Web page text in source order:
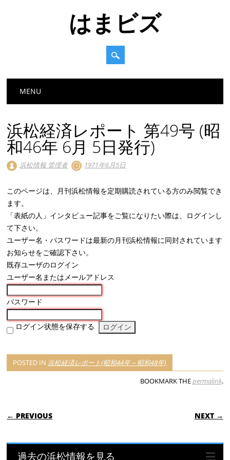
はまビズ
Main menu
MENU
浜松経済レポート 第49号 (昭
和46年 6月 5日発行)
浜松情報 管理者 1971年6月5日
このページは、月刊浜松情報を定期購読されている方のみ閲覧でき
ます。
「表紙の人」インタビュー記事をご覧になりたい際は、ログインし
て下さい。
ユーザー名・パスワードは最新の月刊浜松情報に同封されています
お知らせをご確認下さい。
既存ユーザのログイン
ユーザー名またはメールアドレス
パスワード
ログイン状態を保存する
POSTED IN 浜松経済レポート(昭和44年～昭和48年)
BOOKMARK THEpermalink.
POST NAVIGATION
← PREVIOUS NEXT →
過去の浜松情報を見る